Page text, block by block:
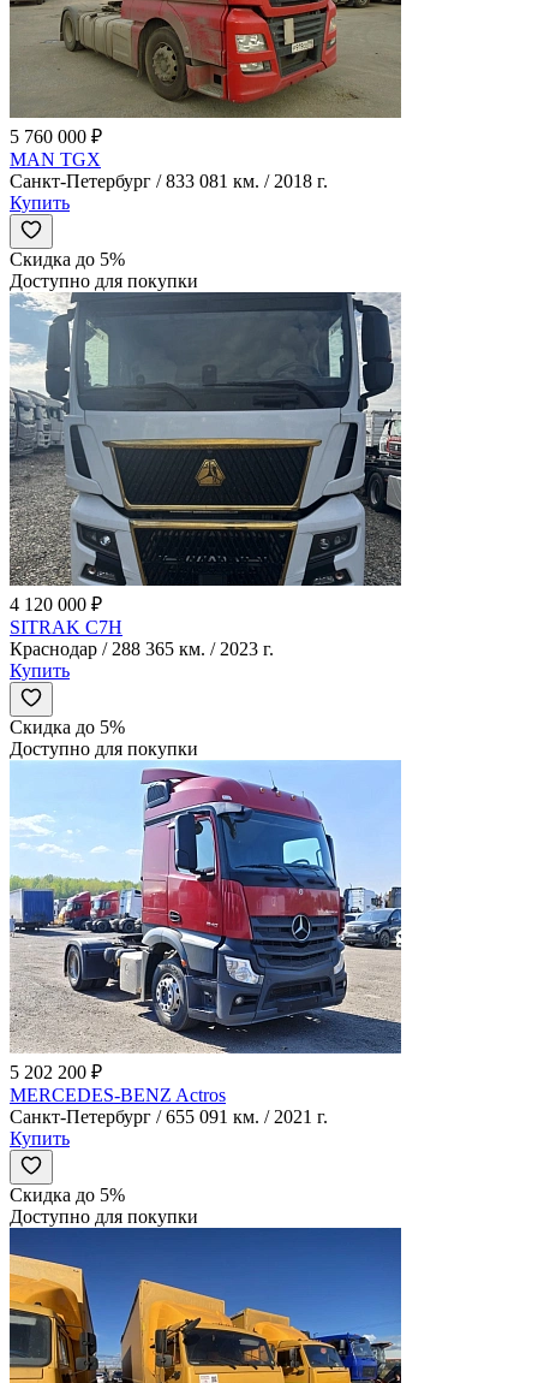
5 760 000 ₽
MAN TGX
Санкт-Петербург / 833 081 км. / 2018 г.
Купить
Скидка до 5%
Доступно для покупки
4 120 000 ₽
SITRAK C7H
Краснодар / 288 365 км. / 2023 г.
Купить
Скидка до 5%
Доступно для покупки
5 202 200 ₽
MERCEDES-BENZ Actros
Санкт-Петербург / 655 091 км. / 2021 г.
Купить
Скидка до 5%
Доступно для покупки